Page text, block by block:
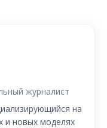
журналист
на
и новых моделях